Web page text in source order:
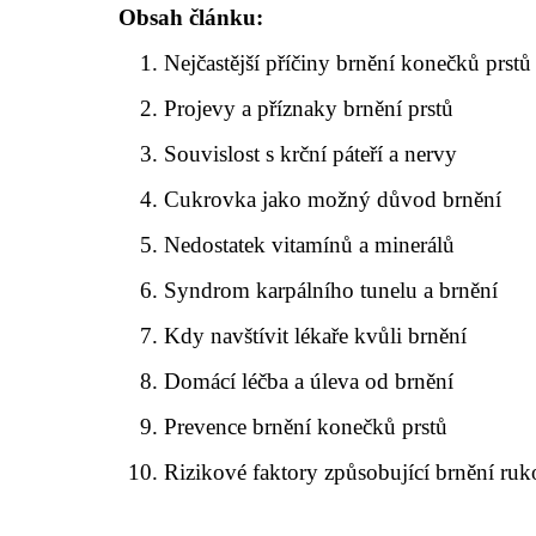
Obsah článku:
Nejčastější příčiny brnění konečků prstů
Projevy a příznaky brnění prstů
Souvislost s krční páteří a nervy
Cukrovka jako možný důvod brnění
Nedostatek vitamínů a minerálů
Syndrom karpálního tunelu a brnění
Kdy navštívit lékaře kvůli brnění
Domácí léčba a úleva od brnění
Prevence brnění konečků prstů
Rizikové faktory způsobující brnění